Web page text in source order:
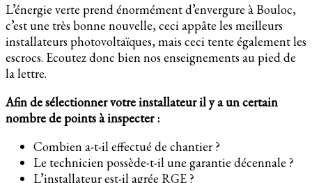
L’énergie verte prend énormément d’envergure à Bouloc,
c’est une très bonne nouvelle, ceci appâte les meilleurs
installateurs photovoltaïques, mais ceci tente également les
escrocs. Ecoutez donc bien nos enseignements au pied de
la lettre.
Afin de sélectionner votre installateur il y a un certain
nombre de points à inspecter :
Combien a-t-il effectué de chantier ?
Le technicien possède-t-il une garantie décennale ?
L’installateur est-il agrée RGE ?